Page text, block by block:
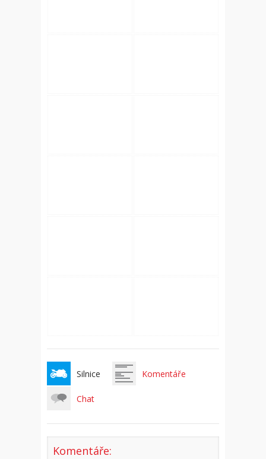
Silnice Komentáře
Chat
Komentáře: